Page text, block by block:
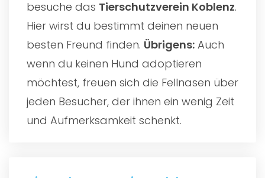
besuche das Tierschutzverein Koblenz.
Hier wirst du bestimmt deinen neuen
besten Freund finden. Übrigens: Auch
wenn du keinen Hund adoptieren
möchtest, freuen sich die Fellnasen über
jeden Besucher, der ihnen ein wenig Zeit
und Aufmerksamkeit schenkt.